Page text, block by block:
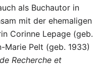
als Buchautor in
mit der ehemaligen
Corinne Lepage (geb.
Marie Pelt (geb. 1933)
Recherche et